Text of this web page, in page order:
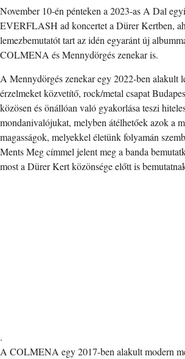
November 10-én pénteken a 2023-as A Dal
EVERFLASH ad koncertet a Dürer Kertben,
lemezbemutatót tart az idén egyaránt új
COLMENA és Mennydörgés zenekar is.
A Mennydörgés zenekar egy 2022-ben alakult
érzelmeket közvetítő, rock/metal csapat
közösen és önállóan való gyakorlása teszi
mondanivalójukat, melyben átélhetőek azok a
magasságok, melyekkel életünk folyamán
Ments Meg címmel jelent meg a banda
most a Dürer Kert közönsége előtt is
.
A COLMENA egy 2017-ben alakult modern